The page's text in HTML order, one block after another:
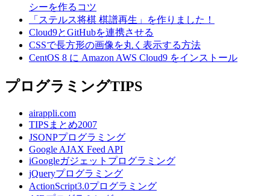
シーを作るコツ
「ステルス将棋 棋譜再生」を作りました！
Cloud9とGitHubを連携させる
CSSで長方形の画像を丸く表示する方法
CentOS 8 に Amazon AWS Cloud9 をインストール
プログラミングTIPS
airappli.com
TIPSまとめ2007
JSONPプログラミング
Google AJAX Feed API
iGoogleガジェットプログラミング
jQueryプログラミング
ActionScript3.0プログラミング